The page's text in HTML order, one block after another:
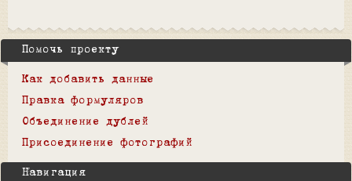
Помочь проекту
Как добавить данные
Правка формуляров
Объединение дублей
Присоединение фотографий
Навигация